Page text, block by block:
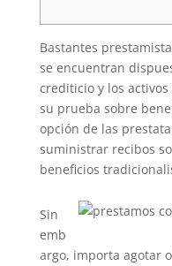
Bastantes
se encuentran
crediticio y los
su prueba sobre
opción de las
suministrar recibos
beneficios
Sin
emb
argo, importa agotar